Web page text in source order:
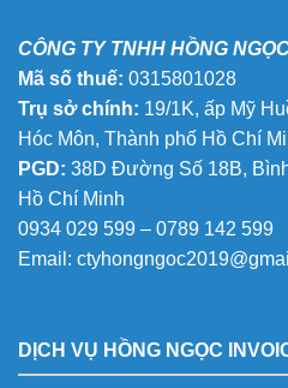
CÔNG TY TNHH HỒNG
Mã số thuế: 0315801028
Trụ sở chính: 19/1K, ấp Mỹ
Hóc Môn, Thành phố Hồ Chí
PGD: 38D Đường Số 18B,
Hồ Chí Minh
0934 029 599 – 0789 142 599
Email:
DỊCH VỤ HỒNG NGỌC